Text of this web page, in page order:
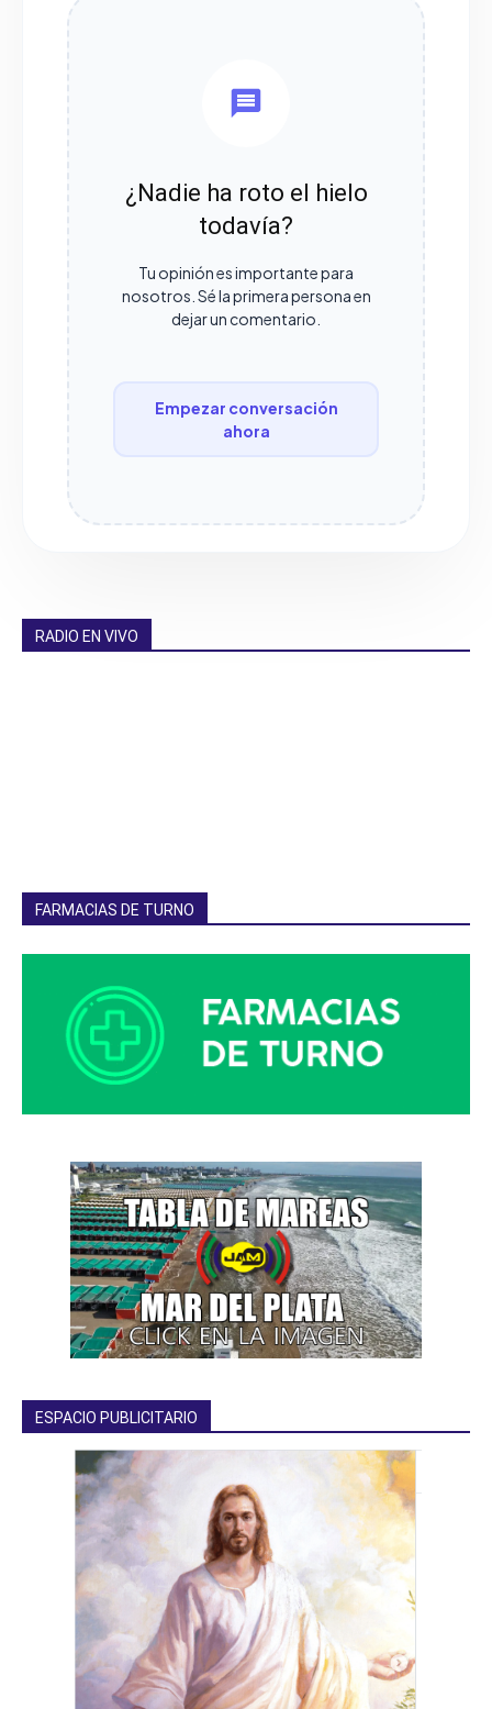
¿Nadie ha roto el hielo
todavía?
Tu opinión es importante para
nosotros. Sé la primera persona en
dejar un comentario.
Empezar conversación
ahora
RADIO EN VIVO
FARMACIAS DE TURNO
ESPACIO PUBLICITARIO